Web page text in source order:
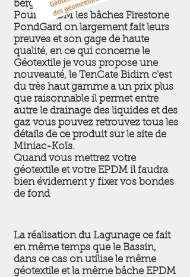
berges.
Pour l'EPDM les bâches Firestone
PondGard on largement fait leurs
preuves et son gage de haute
qualité, en ce qui concerne le
Géotextile je vous propose une
nouveauté, le TenCate Bidim c'est
du très haut gamme a un prix plus
que raisonnable il permet entre
autre le drainage des liquides et des
gaz vous pouvez retrouvez tous les
détails de ce produit sur le site de
Miniac-Koïs.
Quand vous mettrez votre
géotextile et votre EPDM il faudra
bien évidement y fixer vos bondes
de fond
La réalisation du Lagunage ce fait
en même temps que le Bassin,
dans ce cas on utilise le même
géotextile et la même bâche EPDM